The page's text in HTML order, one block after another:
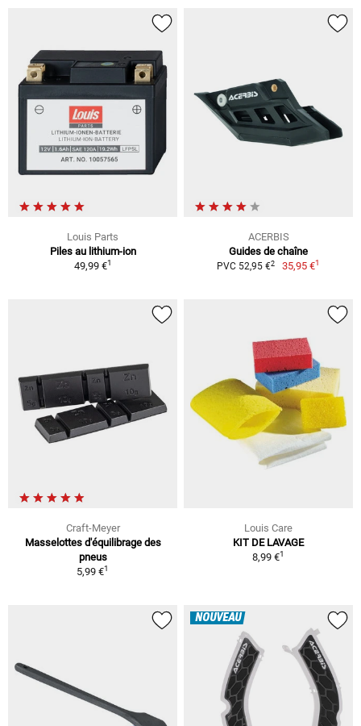
Louis Parts
Piles au lithium-ion
49,99 €1
ACERBIS
Guides de chaîne
PVC 52,95 €2 35,95 €1
Craft-Meyer
Masselottes d'équilibrage des
pneus
5,99 €1
Louis Care
KIT DE LAVAGE
8,99 €1
NOUVEAU